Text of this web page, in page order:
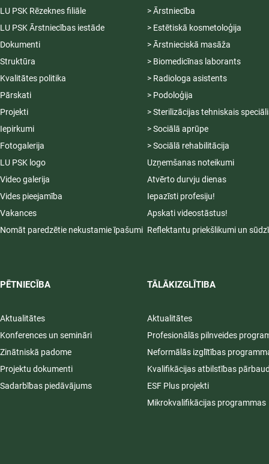
LU PSK Rēzeknes filiāle
LU PSK Ārstniecības iestāde
Dokumenti
Struktūra
Kvalitātes politika
Pārskati
Projekti
Iepirkumi
Fotogalerija
LU PSK logo
Video galerija
Vides pieejamība
Vakances
Nomāt paredzētie nekustamie īpašumi
PĒTNIECĪBA
Aktualitātes
Konferences un semināri
Zinātniskā padome
Projektu dokumenti
Sadarbības piedāvājums
> Ārstniecība
> Estētiskā kosmetoloģija
> Ārstnieciskā masāža
> Biomedicīnas laborants
> Radiologa asistents
> Podoloģija
> Sterilizācijas tehniskais
> Sociālā aprūpe
> Sociālā rehabilitācija
Uzņemšanas noteikumi
Atvērto durvju dienas
Iepazīsti profesiju!
Apskati videostāstus!
Reflektantu priekšlikumi un
TĀLĀKIZGLĪTIBA
Aktualitātes
Profesionālās pilnveides
Neformālās izglītības
Kvalifikācijas atbilstības
ESF Plus projekti
Mikrokvalifikācijas programmas